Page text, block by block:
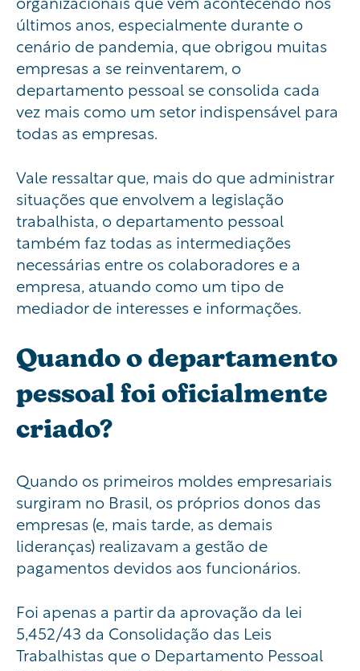
últimos anos, especialmente durante o
cenário de pandemia, que obrigou muitas
empresas a se reinventarem, o
departamento pessoal se consolida cada
vez mais como um setor indispensável para
todas as empresas.
Vale ressaltar que, mais do que administrar
situações que envolvem a legislação
trabalhista, o departamento pessoal
também faz todas as intermediações
necessárias entre os colaboradores e a
empresa, atuando como um tipo de
mediador de interesses e informações.
Quando o departamento
pessoal foi oficialmente
criado?
Quando os primeiros moldes empresariais
surgiram no Brasil, os próprios donos das
empresas (e, mais tarde, as demais
lideranças) realizavam a gestão de
pagamentos devidos aos funcionários.
Foi apenas a partir da aprovação da lei
5,452/43 da Consolidação das Leis
Trabalhistas que o Departamento Pessoal